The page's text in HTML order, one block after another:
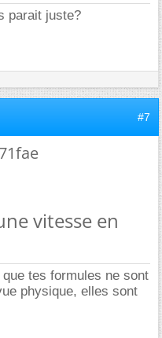
parait juste?
#7
vitesse en
tes formules ne sont
physique, elles sont